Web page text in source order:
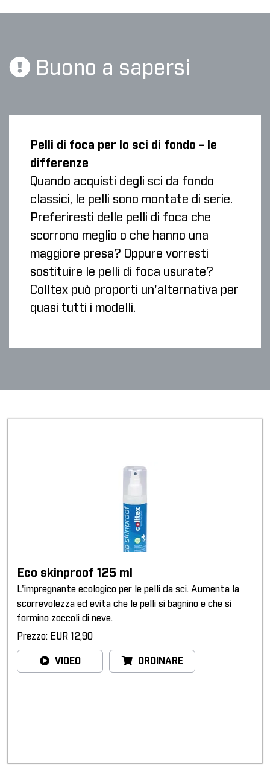
Buono a sapersi
Pelli di foca per lo sci di fondo - le
differenze
Quando acquisti degli sci da fondo
classici, le pelli sono montate di serie.
Preferiresti delle pelli di foca che
scorrono meglio o che hanno una
maggiore presa? Oppure vorresti
sostituire le pelli di foca usurate?
Colltex può proporti un'alternativa per
quasi tutti i modelli.
Eco skinproof 125 ml
L'impregnante ecologico per le pelli da sci. Aumenta la
scorrevolezza ed evita che le pelli si bagnino e che si
formino zoccoli di neve.
Prezzo: EUR 12,90
VIDEO ORDINARE